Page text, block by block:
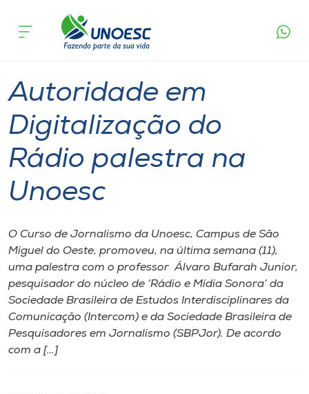
Cursos
Pesquisa
Atendimento ao Estudante
Portal de Ensino
A
Unoesc
Internacionalização
I.nova
acontece
Autoridade em
Digitalização do
Rádio palestra na
Unoesc
O Curso de Jornalismo da Unoesc, Campus de São
Miguel do Oeste, promoveu, na última semana (11),
uma palestra com o professor Álvaro Bufarah Junior,
pesquisador do núcleo de ‘Rádio e Mídia Sonora’ da
Sociedade Brasileira de Estudos Interdisciplinares da
Comunicação (Intercom) e da Sociedade Brasileira de
Pesquisadores em Jornalismo (SBPJor). De acordo
com a […]